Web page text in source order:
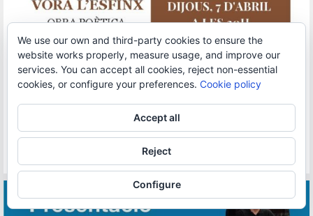
We use our own and third-party cookies to ensure the
website works properly, measure usage, and improve our
services. You can accept all cookies, reject non-essential
cookies, or configure your preferences. Cookie policy
Accept all
Reject
Configure